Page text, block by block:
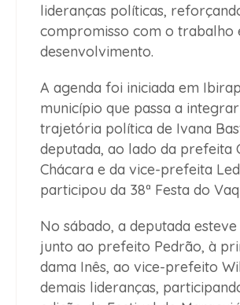
lideranças políticas,
compromisso com o trabalho
desenvolvimento.
A agenda foi iniciada em
município que passa a
trajetória política de Ivana
deputada, ao lado da prefeita
Chácara e da vice-prefeita
participou da 38ª Festa do
No sábado, a deputada esteve
junto ao prefeito Pedrão, à
dama Inês, ao vice-prefeito
demais lideranças,